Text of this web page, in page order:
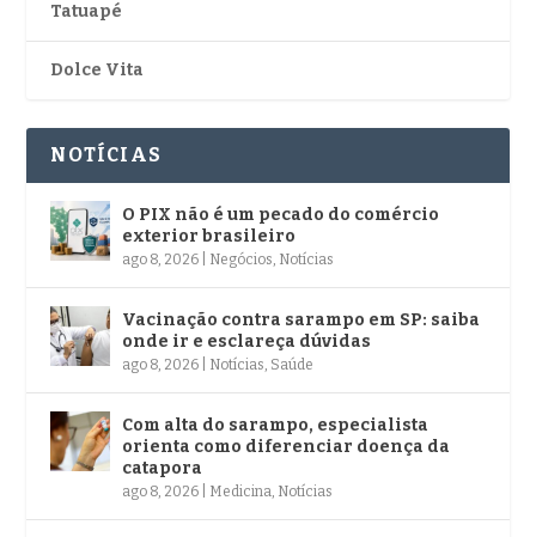
Tatuapé
Dolce Vita
NOTÍCIAS
O PIX não é um pecado do comércio
exterior brasileiro
ago 8, 2026 Negócios, Notícias
Vacinação contra sarampo em SP: saiba
onde ir e esclareça dúvidas
ago 8, 2026 Notícias, Saúde
Com alta do sarampo, especialista
orienta como diferenciar doença da
catapora
ago 8, 2026 Medicina, Notícias